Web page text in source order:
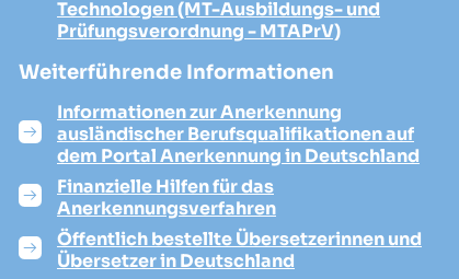
Technologen (MT-Ausbildungs- und
Prüfungsverordnung - MTAPrV)
Weiterführende Informationen
Informationen zur Anerkennung
ausländischer Berufsqualifikationen auf
dem Portal Anerkennung in Deutschland
Finanzielle Hilfen für das
Anerkennungsverfahren
Öffentlich bestellte Übersetzerinnen und
Übersetzer in Deutschland